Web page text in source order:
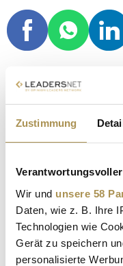
Zustimmung
Wir und unsere 58
Daten, wie z. B. Ihre
Technologien wie
Gerät zu speichern
personalisierte
ZF CHIPFABRIK
WOLFSPEED
CHIPPRODUKTION
ZF STELLENABBAU